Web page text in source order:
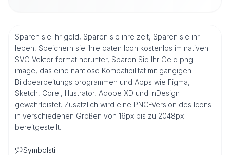
Sparen sie ihr geld, Sparen sie ihre zeit, Sparen sie ihr
leben, Speichern sie ihre daten Icon kostenlos im nativen
SVG Vektor format herunter, Sparen Sie Ihr Geld png
image, das eine nahtlose Kompatibilität mit gängigen
Bildbearbeitungs programmen und Apps wie Figma,
Sketch, Corel, Illustrator, Adobe XD und InDesign
gewährleistet. Zusätzlich wird eine PNG-Version des Icons
in verschiedenen Größen von 16px bis zu 2048px
bereitgestellt.
Symbolstil